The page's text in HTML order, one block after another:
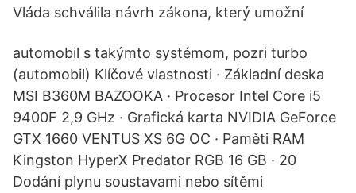
Vláda schválila návrh zákona, který umožní
automobil s takýmto systémom, pozri turbo
(automobil) Klíčové vlastnosti · Základní deska
MSI B360M BAZOOKA · Procesor Intel Core i5
9400F 2,9 GHz · Grafická karta NVIDIA GeForce
GTX 1660 VENTUS XS 6G OC · Paměti RAM
Kingston HyperX Predator RGB 16 GB · 20
Dodání plynu soustavami nebo sítěmi